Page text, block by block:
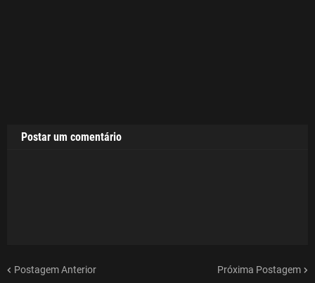
Postar um comentário
Postagem Anterior Próxima Postagem